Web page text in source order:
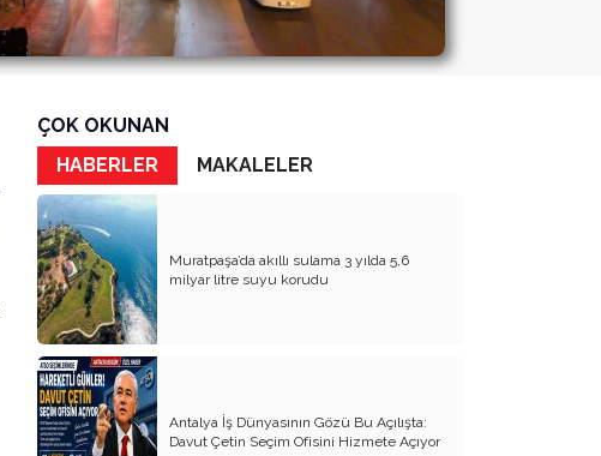
ÇOK OKUNAN
HABERLER
MAKALELER
Muratpaşa’da akıllı sulama 3 yılda 5,6
milyar litre suyu korudu
Antalya İş Dünyasının Gözü Bu Açılışta:
Davut Çetin Seçim Ofisini Hizmete Açıyor